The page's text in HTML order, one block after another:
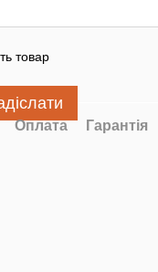
товар
Оплата Гарантія